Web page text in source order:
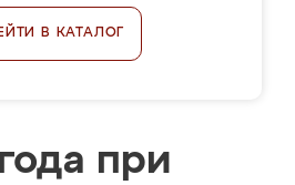
В КАТАЛОГ
при